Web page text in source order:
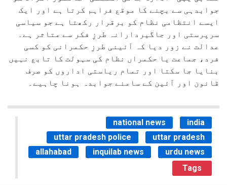
جوابدہی سے بچنے کا موقع فراہم کرتا ہے اور ایک
ایسے انتظامی نظام کو برقرار رکھتا ہے جو سیاسی
سرپرستی اور جاگیردارانہ طرزِ فکر سے متاثر ہے۔
عدالت نے زور دیا کہ آئینی طرزِ حکمرانی کو کسی
فرد، جماعت یا حکمراں نظام کی سہولت کا تابع نہیں
بنایا جا سکتا اور تمام ریاستی اداروں کو صرف
قانون اور آئین کے سامنے جوابدہ ہونا چاہیے۔
national news
india
uttar pradesh police
uttar pradesh
allahabad
inquilab news
urdu news
Tags